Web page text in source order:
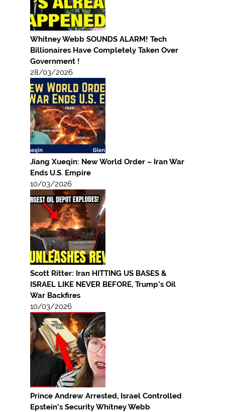
Whitney Webb SOUNDS ALARM! Tech
Billionaires Have Completely Taken Over
Government !
28/03/2026
Jiang Xueqin: New World Order – Iran War
Ends U.S. Empire
10/03/2026
Scott Ritter: Iran HITTING US BASES &
ISRAEL LIKE NEVER BEFORE, Trump’s Oil
War Backfires
10/03/2026
Prince Andrew Arrested, Israel Controlled
Epstein’s Security Whitney Webb